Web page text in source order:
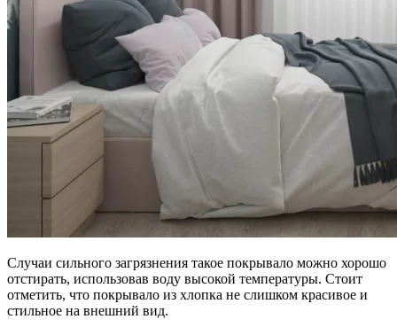
Случаи сильного загрязнения такое покрывало можно хорошо
отстирать, использовав воду высокой температуры. Стоит
отметить, что покрывало из хлопка не слишком красивое и
стильное на внешний вид.